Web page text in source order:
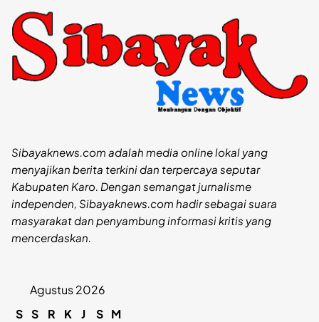
Sibayaknews.com adalah media online lokal yang
menyajikan berita terkini dan terpercaya seputar
Kabupaten Karo. Dengan semangat jurnalisme
independen, Sibayaknews.com hadir sebagai suara
masyarakat dan penyambung informasi kritis yang
mencerdaskan.
Agustus 2026
S S R K J S M